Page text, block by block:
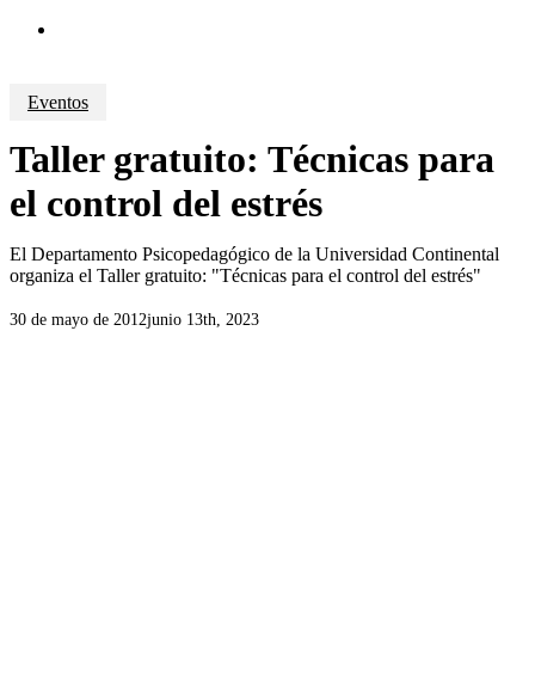
Eventos
Taller gratuito: Técnicas para
el control del estrés
El Departamento Psicopedagógico de la Universidad Continental
organiza el Taller gratuito: "Técnicas para el control del estrés"
30 de mayo de 2012junio 13th, 2023